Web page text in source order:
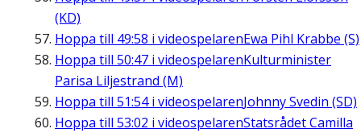
(KD)
Hoppa till 49:58 i videospelarenEwa Pihl Krabbe (S)
Hoppa till 50:47 i videospelarenKulturminister
Parisa Liljestrand (M)
Hoppa till 51:54i videospelarenJohnny Svedin (SD)
Hoppa till 53:02 i videospelarenStatsrådet Camilla